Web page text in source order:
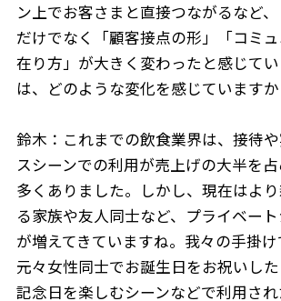
ン上でお客さまと直接つながるなど、
だけでなく「顧客接点の形」「コミ
在り方」が大きく変わったと感じて
は、どのような変化を感じていますか
鈴木：これまでの飲食業界は、接待
スシーンでの利用が売上げの大半を
多くありました。しかし、現在はよ
る家族や友人同士など、プライベー
が増えてきていますね。我々の手掛け
元々女性同士でお誕生日をお祝いし
記念日を楽しむシーンなどで利用さ